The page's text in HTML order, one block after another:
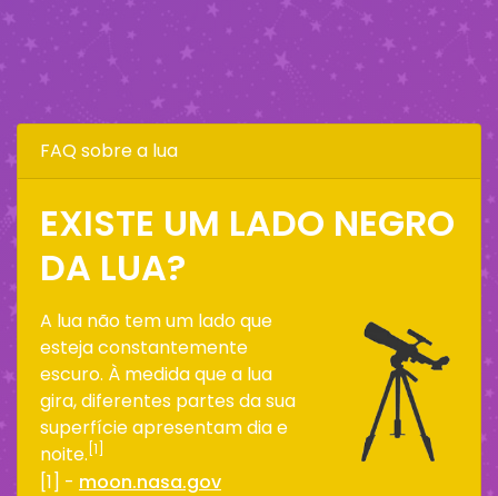
FAQ sobre a lua
EXISTE UM LADO NEGRO
DA LUA?
A lua não tem um lado que
esteja constantemente
escuro. À medida que a lua
gira, diferentes partes da sua
superfície apresentam dia e
noite. [1]
[1] - moon.nasa.gov